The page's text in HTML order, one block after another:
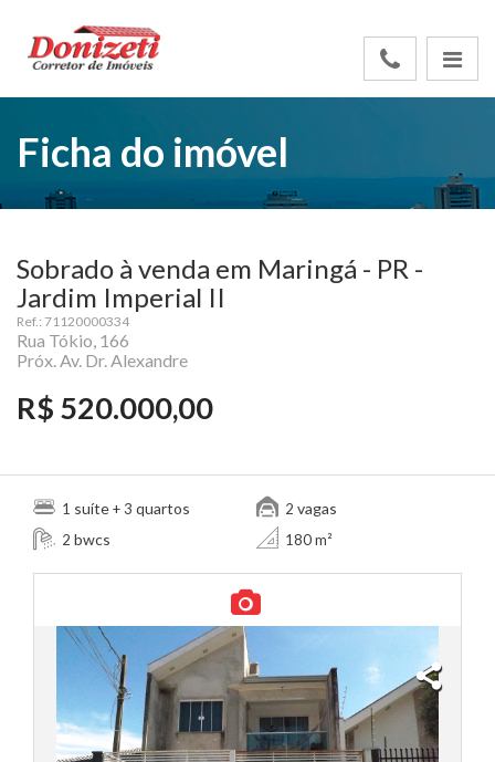
Ficha do imóvel
Sobrado à venda em Maringá - PR -
Jardim Imperial II
Ref.: 71120000334
Rua Tókio, 166
Próx. Av. Dr. Alexandre
R$ 520.000,00
1 suíte + 3 quartos
2 bwcs
2 vagas
180 m²